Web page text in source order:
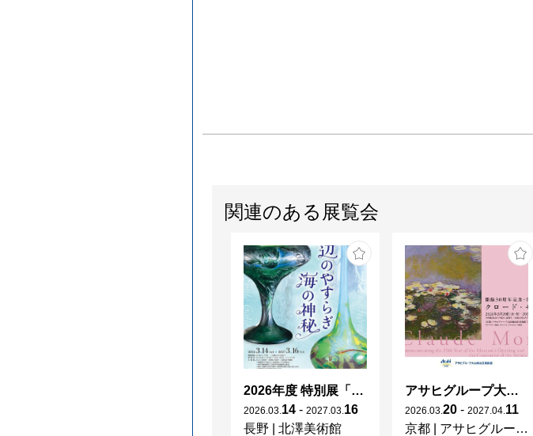
関連のある展覧会
2026年度 特別展「ガレとドーム、アール･ヌーヴォーのガラス 水辺のやすらぎ、海の神秘」
2026 03 14 - 2027 03 16
長野
北澤美術館
アサヒグループ大山崎山荘美術館 開館30周年記念展「没後100年 クロード・モネ」
2026 03 20 - 2027 04 11
京都
アサヒグループ大山崎山荘美術館